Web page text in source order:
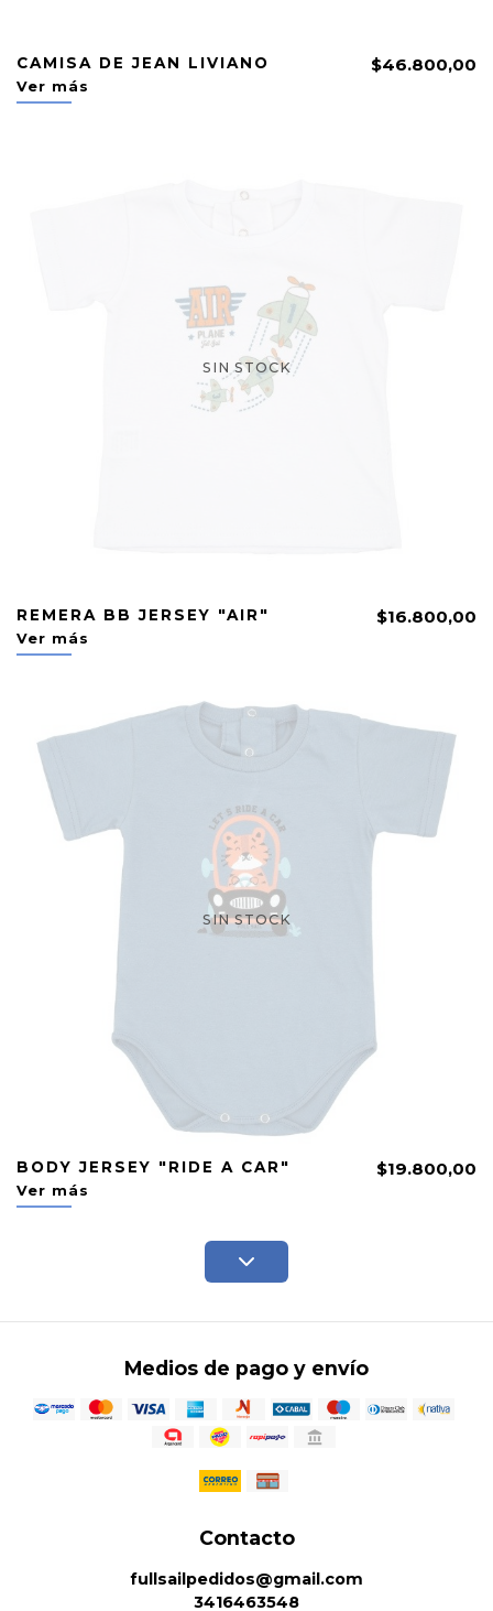
CAMISA DE JEAN LIVIANO $46.800,00
Ver más
SIN STOCK
REMERA BB JERSEY "AIR" $16.800,00
Ver más
SIN STOCK
BODY JERSEY "RIDE A CAR" $19.800,00
Ver más
Medios de pago y envío
Contacto
fullsailpedidos@gmail.com
3416463548